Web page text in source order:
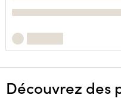
Découvrez des